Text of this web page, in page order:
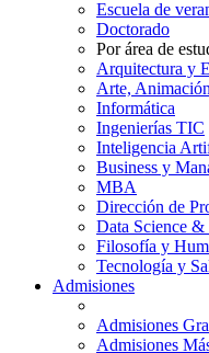
Escuela de
Doctorado
Por área de
Arquitectura y
Arte,
Informática
Ingenierías TIC
Inteligencia
Business y
MBA
Dirección de
Data Science
Filosofía y
Tecnología y
Admisiones
Admisiones
Admisiones